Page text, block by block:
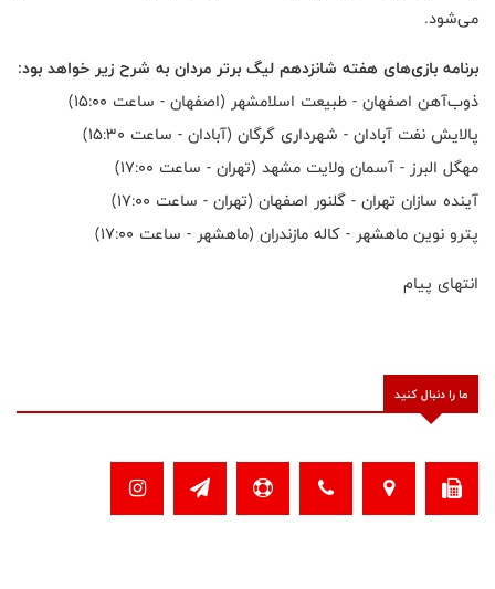
می‌شود.
برنامه بازی‌های هفته شانزدهم لیگ برتر مردان به شرح زیر خواهد بود:
ذوب‌آهن اصفهان - طبیعت اسلامشهر (اصفهان - ساعت ۱۵:۰۰)
پالایش نفت آبادان - شهرداری گرگان (آبادان - ساعت ۱۵:۳۰)
مهگل البرز - آسمان ولایت مشهد (تهران - ساعت ۱۷:۰۰)
آینده سازان تهران - گلنور اصفهان (تهران - ساعت ۱۷:۰۰)
پترو نوین ماهشهر - کاله مازندران (ماهشهر - ساعت ۱۷:۰۰)
انتهای پیام
ما را دنبال کنید